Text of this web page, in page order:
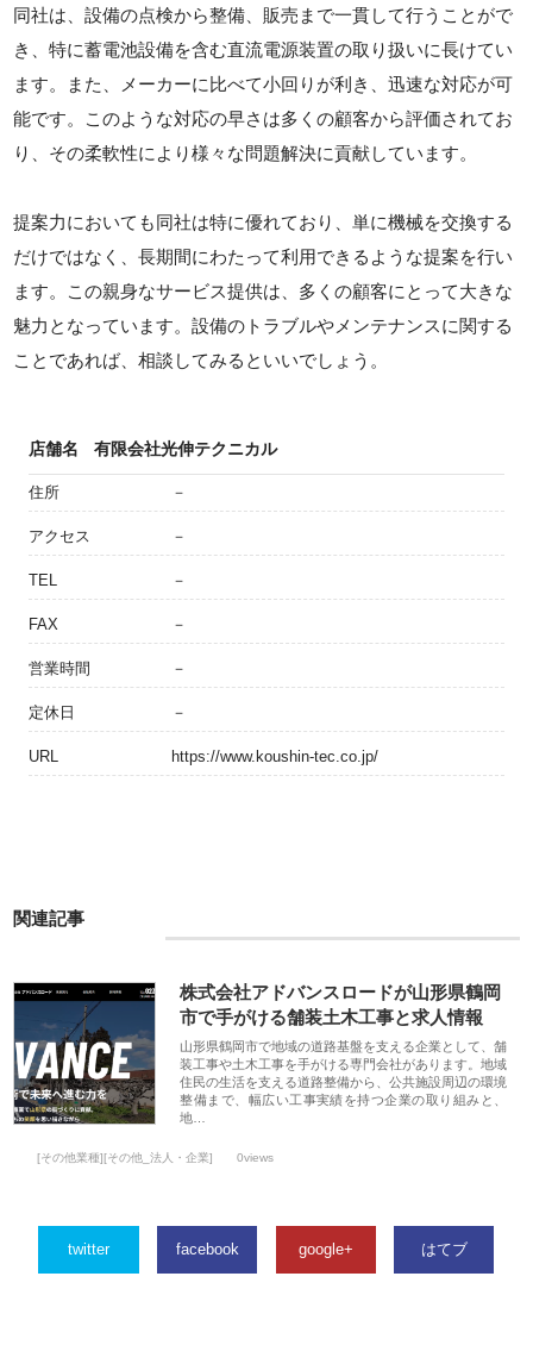
同社は、設備の点検から整備、販売まで一貫して行うことがで
き、特に蓄電池設備を含む直流電源装置の取り扱いに長けてい
ます。また、メーカーに比べて小回りが利き、迅速な対応が可
能です。このような対応の早さは多くの顧客から評価されてお
り、その柔軟性により様々な問題解決に貢献しています。
提案力においても同社は特に優れており、単に機械を交換する
だけではなく、長期間にわたって利用できるような提案を行い
ます。この親身なサービス提供は、多くの顧客にとって大きな
魅力となっています。設備のトラブルやメンテナンスに関する
ことであれば、相談してみるといいでしょう。
店舗名 有限会社光伸テクニカル
住所 －
アクセス －
TEL －
FAX －
営業時間 －
定休日 －
URL https://www.koushin-tec.co.jp/
関連記事
株式会社アドバンスロードが山形県鶴岡
市で手がける舗装土木工事と求人情報
山形県鶴岡市で地域の道路基盤を支える企業として、舗
装工事や土木工事を手がける専門会社があります。地域
住民の生活を支える道路整備から、公共施設周辺の環境
整備まで、幅広い工事実績を持つ企業の取り組みと、
地…
[その他業種][その他_法人・企業] 0views
twitter facebook google+ はてブ